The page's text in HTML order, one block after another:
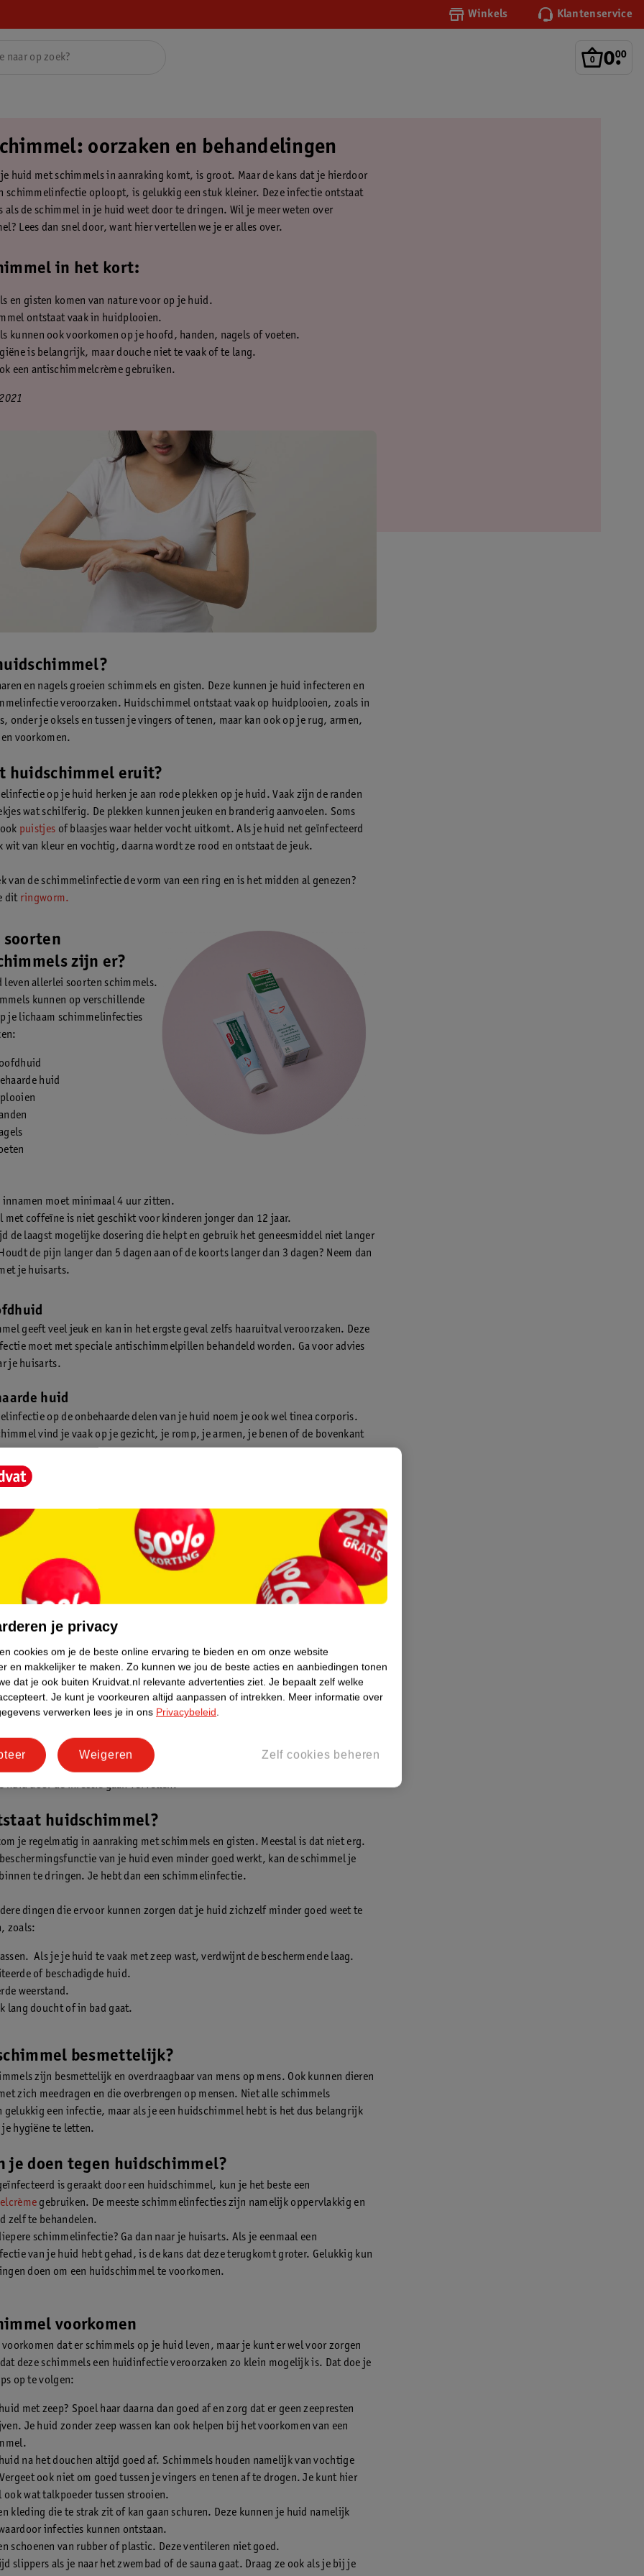
Winkels Klantenservice
0.
00
oorzaken en behandelingen
je huid met schimmels in aanraking komt, is groot. Maar de kans dat je hierdoor
schimmelinfectie oploopt, is gelukkig een stuk kleiner. Deze infectie ontstaat
als de schimmel in je huid weet door te dringen. Wil je meer weten over
Lees dan snel door, want hier vertellen we je er alles over.
in het kort:
en gisten komen van nature voor op je huid.
ontstaat vaak in huidplooien.
kunnen ook voorkomen op je hoofd, handen, nagels of voeten.
is belangrijk, maar douche niet te vaak of te lang.
een antischimmelcrème gebruiken.
en nagels groeien schimmels en gisten. Deze kunnen je huid infecteren en
veroorzaken. Huidschimmel ontstaat vaak op huidplooien, zoals in
onder je oksels en tussen je vingers of tenen, maar kan ook op je rug, armen,
voorkomen.
huidschimmel eruit?
op je huid herken je aan rode plekken op je huid. Vaak zijn de randen
wat schilferig. De plekken kunnen jeuken en branderig aanvoelen. Soms
puistjes of blaasjes waar helder vocht uitkomt. Als je huid net geïnfecteerd
wit van kleur en vochtig, daarna wordt ze rood en ontstaat de jeuk.
van de schimmelinfectie de vorm van een ring en is het midden al genezen?
dit ringworm.
soorten
zijn er?
leven allerlei soorten schimmels.
kunnen op verschillende
je lichaam schimmelinfecties
huid
innamen moet minimaal 4 uur zitten.
met coffeïne is niet geschikt voor kinderen jonger dan 12 jaar.
de laagst mogelijke dosering die helpt en gebruik het geneesmiddel niet langer
de pijn langer dan 5 dagen aan of de koorts langer dan 3 dagen? Neem dan
je huisarts.
geeft veel jeuk en kan in het ergste geval zelfs haaruitval veroorzaken. Deze
moet met speciale antischimmelpillen behandeld worden. Ga voor advies
je huisarts.
huid
op de onbehaarde delen van je huid noem je ook wel tinea corporis.
vind je vaak op je gezicht, je romp, je armen, je benen of de bovenkant
ontstaan dan ook vaak in plooien zoals je
en je knieholtes. Dit
een
op je handen noem je ook wel handschimmel. Deze huidschimmel
je ze te vaak wast.
geïnfecteerd zijn, noem je dit ook wel eenschimmelnagelsofkalknagels. Je
dan witgeel van kleur, dik en brokkelig.
van je voeten wordt ook wel
of zwemmerseczeem
vindt de huidschimmel vooral tussen je tenen en onder je voeten. Tussen je
huid door de infectie gaan vervellen.
huidschimmel?
je regelmatig in aanraking met schimmels en gisten. Meestal is dat niet erg.
van je huid even minder goed werkt, kan de schimmel je
te dringen. Je hebt dan een schimmelinfectie.
dingen die ervoor kunnen zorgen dat je huid zichzelf minder goed weet te
zoals:
Als je je huid te vaak met zeep wast, verdwijnt de beschermende laag.
of beschadigde huid.
weerstand.
lang doucht of in bad gaat.
besmettelijk?
zijn besmettelijk en overdraagbaar van mens op mens. Ook kunnen dieren
zich meedragen en die overbrengen op mensen. Niet alle schimmels
gelukkig een infectie, maar als je een huidschimmel hebt is het dus belangrijk
je hygiëne te letten.
je doen tegen huidschimmel?
is geraakt door een huidschimmel, kun je het beste een
gebruiken. De meeste schimmelinfecties zijn namelijk oppervlakkig en
zelf te behandelen.
schimmelinfectie? Ga dan naar je huisarts. Als je eenmaal een
van je huid hebt gehad, is de kans dat deze terugkomt groter. Gelukkig kun
doen om een huidschimmel te voorkomen.
voorkomen
dat er schimmels op je huid leven, maar je kunt er wel voor zorgen
deze schimmels een huidinfectie veroorzaken zo klein mogelijk is. Dat doe je
op te volgen:
met zeep? Spoel haar daarna dan goed af en zorg dat er geen zeepresten
Je huid zonder zeep wassen kan ook helpen bij het voorkomen van een
na het douchen altijd goed af. Schimmels houden namelijk van vochtige
ook niet om goed tussen je vingers en tenen af te drogen. Je kunt hier
ook wat talkpoeder tussen strooien.
kleding die te strak zit of kan gaan schuren. Deze kunnen je huid namelijk
infecties kunnen ontstaan.
schoenen van rubber of plastic. Deze ventileren niet goed.
slippers als je naar het zwembad of de sauna gaat. Draag ze ook als je bij je
je privacy
cookies om je de beste online ervaring te bieden en om onze website
en makkelijker te maken. Zo kunnen we jou de beste acties en aanbiedingen tonen
dat je ook buiten Kruidvat.nl relevante advertenties ziet. Je bepaalt zelf welke
Je kunt je voorkeuren altijd aanpassen of intrekken. Meer informatie over
verwerken lees je in ons Privacybeleid.
Zelf cookies beheren
Weigeren